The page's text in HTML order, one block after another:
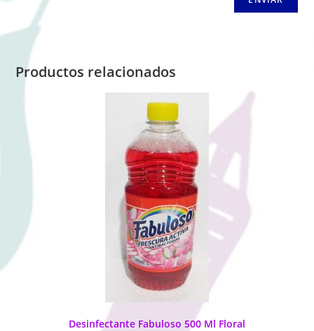
Productos relacionados
Desinfectante Fabuloso 500 Ml Floral